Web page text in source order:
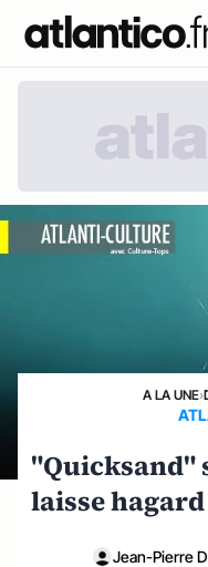
A LA UNE›
"Quicksand"
laisse hagard
Jean-Pierre